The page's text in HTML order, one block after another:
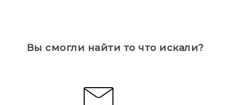
Вы смогли найти то что искали?